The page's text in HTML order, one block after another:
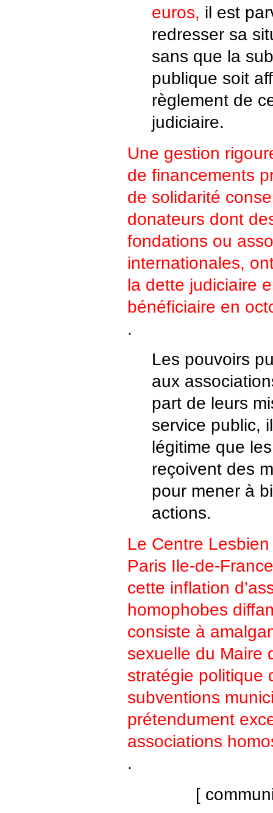
euros, il est
redresser sa
sans que la
publique soit
règlement de
judiciaire.
Une gestion
de financements
de solidarité
donateurs dont
fondations ou
internationales,
la dette judiciaire
bénéficiaire en
.
Les pouvoirs
aux
part de leurs
service public,
légitime que
reçoivent des
pour mener à
actions.
Le Centre
Paris Ile-de-
cette inflation
homophobes
consiste à
sexuelle du Maire
stratégie politique
subventions
prétendument
associations
.
[